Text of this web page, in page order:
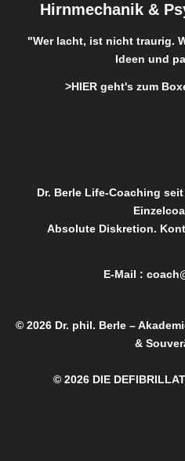
Hirnmechanik &
"Wer lacht, ist nicht traurig.
Ideen und
>HIER geht's zum
Dr. Berle Life-Coaching
Absolute Diskretion.
E-Mail :
© 2026 Dr. phil. Berle –
&
© 2026 DIE